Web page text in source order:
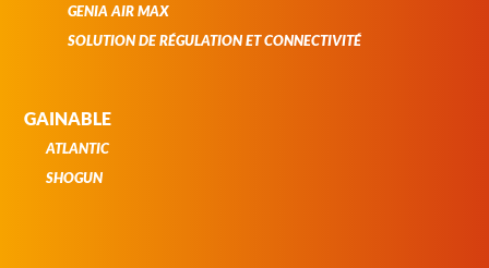
GENIA AIR MAX
SOLUTION DE RÉGULATION ET CONNECTIVITÉ
GAINABLE
ATLANTIC
SHOGUN